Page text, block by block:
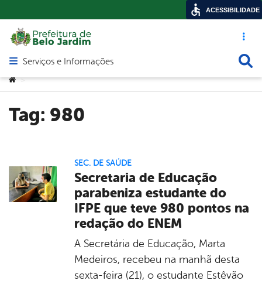
Acesso
Abrir menu principal de navegação
Serviços e Informações
Você está aqui:
>
Tag: 980
SEC. DE SAÚDE
Secretaria de Educação
parabeniza estudante do
IFPE que teve 980 pontos na
redação do ENEM
A Secretária de Educação, Marta
Medeiros, recebeu na manhã desta
sexta-feira (21), o estudante Estêvão
ACESSIBILIDADE